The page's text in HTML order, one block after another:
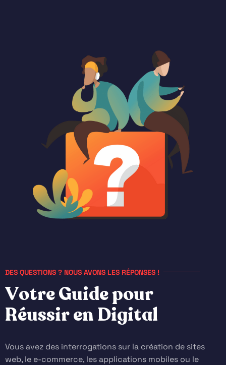
DES QUESTIONS ? NOUS AVONS LES RÉPONSES !
VotreGuidepour
RéussirenDigital
Vous avez des interrogations sur la création de sites
web, le e-commerce, les applications mobiles ou le